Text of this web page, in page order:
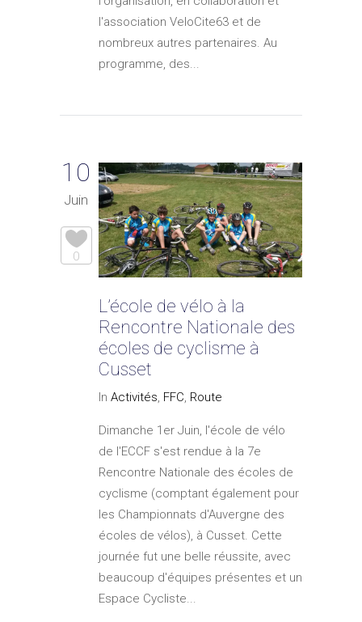
l'association VeloCite63 et de
nombreux autres partenaires. Au
programme, des...
10
Juin
0
L’école de vélo à la
Rencontre Nationale des
écoles de cyclisme à
Cusset
In Activités, FFC, Route
Dimanche 1er Juin, l'école de vélo
de l'ECCF s'est rendue à la 7e
Rencontre Nationale des écoles de
cyclisme (comptant également pour
les Championnats d'Auvergne des
écoles de vélos), à Cusset. Cette
journée fut une belle réussite, avec
beaucoup d'équipes présentes et un
Espace Cycliste...